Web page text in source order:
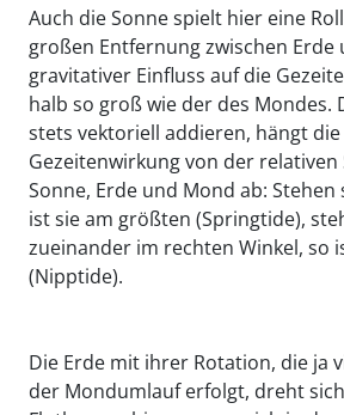
Auch die Sonne spielt hier eine
großen Entfernung zwischen Erde
gravitativer Einfluss auf die
halb so groß wie der des Mondes.
stets vektoriell addieren, hängt
Gezeitenwirkung von der relativen
Sonne, Erde und Mond ab: Stehen
ist sie am größten (Springtide),
zueinander im rechten Winkel, so
(Nipptide).
Die Erde mit ihrer Rotation, die ja
der Mondumlauf erfolgt, dreht